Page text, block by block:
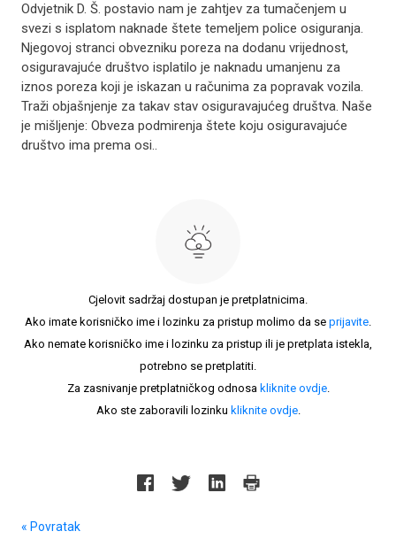
Odvjetnik D. Š. postavio nam je zahtjev za tumačenjem u
svezi s isplatom naknade štete temeljem police osiguranja.
Njegovoj stranci obvezniku poreza na dodanu vrijednost,
osiguravajuće društvo isplatilo je naknadu umanjenu za
iznos poreza koji je iskazan u računima za popravak vozila.
Traži objašnjenje za takav stav osiguravajućeg društva. Naše
je mišljenje: Obveza podmirenja štete koju osiguravajuće
društvo ima prema osi..
Cjelovit sadržaj dostupan je pretplatnicima.
Ako imate korisničko ime i lozinku za pristup molimo da se prijavite.
Ako nemate korisničko ime i lozinku za pristup ili je pretplata istekla,
potrebno se pretplatiti.
Za zasnivanje pretplatničkog odnosa kliknite ovdje.
Ako ste zaboravili lozinku kliknite ovdje.
« Povratak